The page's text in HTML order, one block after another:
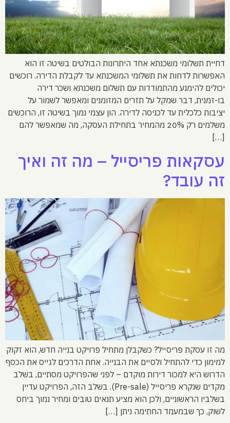
דחיית תשלומי משכנתא אחד היתרונות הבולטים בשיטה זו הוא
האפשרות לדחות את תשלומי המשכנתא עד לקבלת הדירה. רוכשים
יכולים להימנע מהתמודדות עם תשלום משכנתא ושכר דירה
בו-זמנית, דבר שמקל על תזרים המזומנים ומאפשר לשמור על
יציבות כלכלית עד לכניסה לדירה. הון עצמי נמוך בשיטה זו, הרוכשים
משלמים רק 20% מהמחיר בתחילת העסקה, מה שמאפשר להם
[…]
עסקאות פריסייל – מה זה ואיך
זה עובד?
מה זו עסקת פריסייל? כשקבלן מתחיל פרויקט בנייה חדש, הוא זקוק
למימון כדי להתחיל ולסיים את הבנייה. אחת הדרכים לגייס את הכסף
הדרוש היא למכור דירות מוקדם – לפני שהפרויקט מסתיים, בשלב
מקדים שנקרא פריסייל (Pre-sale). בשלב הזה, הפרויקט עדיין
בשלביו הראשוניים, ולכן הוא מציע תנאים טובים ומחיר נמוך ביחס
לשוק, כך שבמעמד החתימה ניתן […]